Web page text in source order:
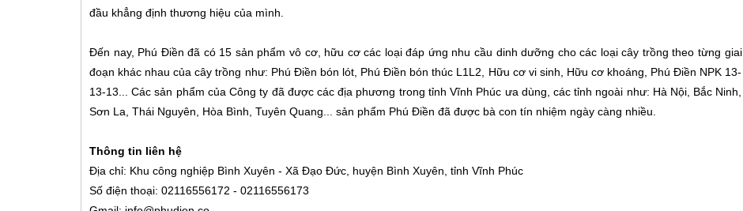
đầu khẳng định thương hiệu của mình.
Đến nay, Phú Điền đã có 15 sản phẩm vô cơ, hữu cơ các loại đáp ứng nhu cầu dinh dưỡng cho các loại cây trồng theo từng giai
đoạn khác nhau của cây trồng như: Phú Điền bón lót, Phú Điền bón thúc L1L2, Hữu cơ vi sinh, Hữu cơ khoáng, Phú Điền NPK 13-
13-13... Các sản phẩm của Công ty đã được các địa phương trong tỉnh Vĩnh Phúc ưa dùng, các tỉnh ngoài như: Hà Nội, Bắc Ninh,
Sơn La, Thái Nguyên, Hòa Bình, Tuyên Quang... sản phẩm Phú Điền đã được bà con tín nhiệm ngày càng nhiều.
Thông tin liên hệ
Địa chỉ: Khu công nghiệp Bình Xuyên - Xã Đạo Đức, huyện Bình Xuyên, tỉnh Vĩnh Phúc
Số điện thoại: 02116556172 - 02116556173